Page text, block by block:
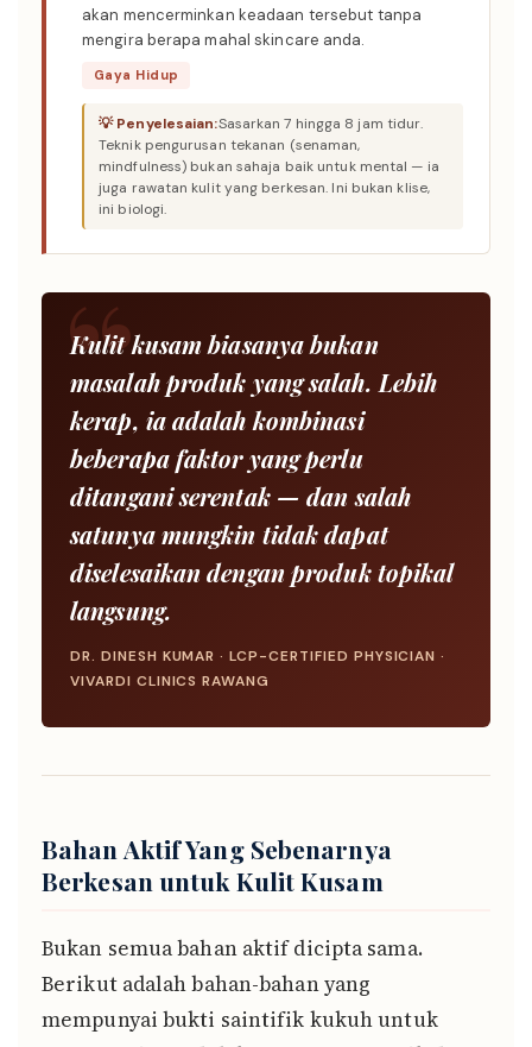
akan mencerminkan keadaan tersebut tanpa
mengira berapa mahal skincare anda.
Gaya Hidup
Sasarkan 7 hingga 8 jam tidur.
Teknik pengurusan tekanan (senaman,
mindfulness) bukan sahaja baik untuk mental — ia
juga rawatan kulit yang berkesan. Ini bukan klise,
ini biologi.
Kulit kusam biasanya bukan
masalah produk yang salah. Lebih
kerap, ia adalah kombinasi
beberapa faktor yang perlu
ditangani serentak — dan salah
satunya mungkin tidak dapat
diselesaikan dengan produk topikal
langsung.
DR. DINESH KUMAR · LCP-CERTIFIED PHYSICIAN ·
VIVARDI CLINICS RAWANG
Bahan Aktif Yang Sebenarnya
Berkesan untuk Kulit Kusam
Bukan semua bahan aktif dicipta sama.
Berikut adalah bahan-bahan yang
mempunyai bukti saintifik kukuh untuk